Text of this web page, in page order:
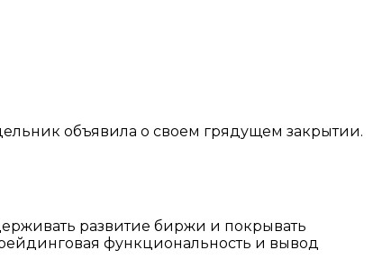
объявила о своем грядущем закрытии.
развитие биржи и покрывать
функциональность и вывод